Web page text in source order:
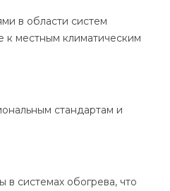
в области систем
к местным климатическим
стандартам и
в системах обогрева, что